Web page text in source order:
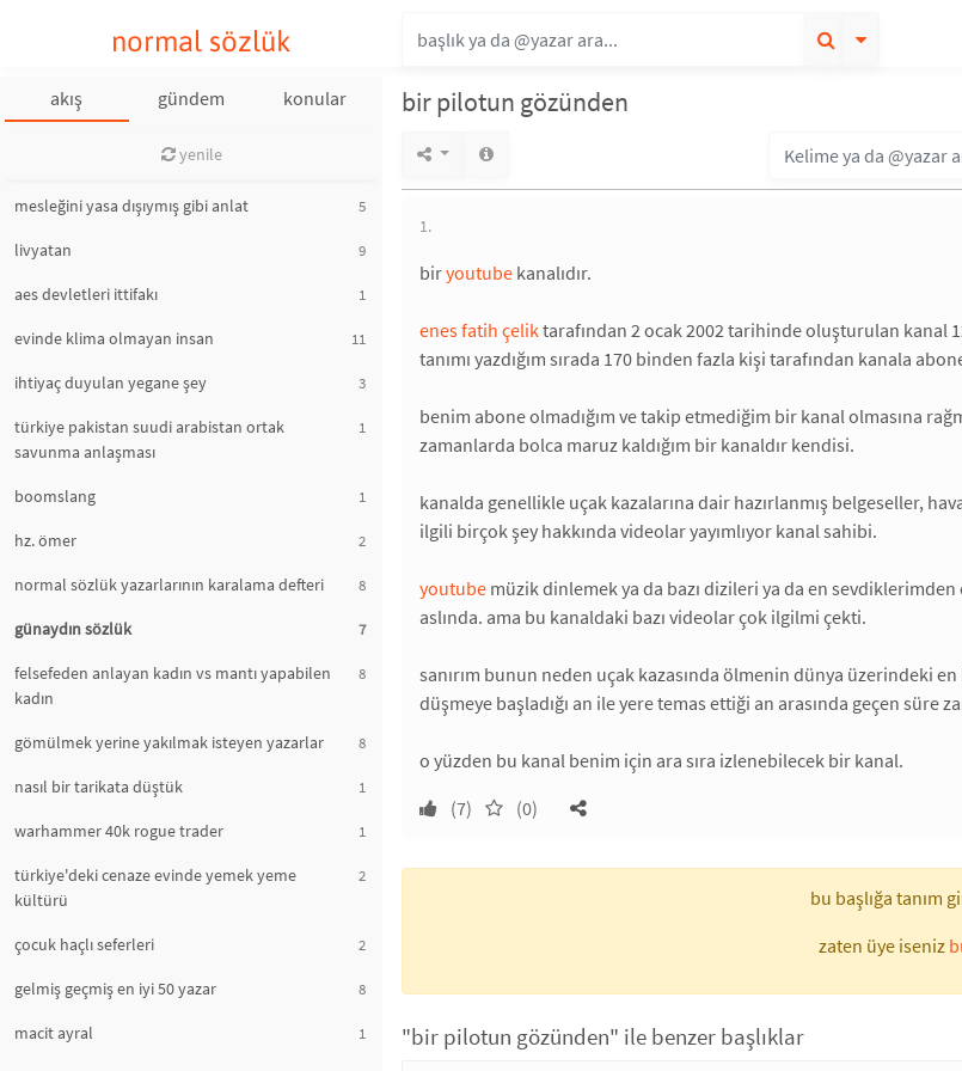
normal sözlük
akış gündem konular
yenile
mesleğini yasa dışıymış gibi anlat 5
livyatan 9
aes devletleri ittifakı 1
evinde klima olmayan insan 11
ihtiyaç duyulan yegane şey 3
türkiye pakistan suudi arabistan ortak
savunma anlaşması
1
boomslang 1
hz. ömer 2
normal sözlük yazarlarının karalama defteri 8
günaydın sözlük 7
felsefeden anlayan kadın vs mantı yapabilen
kadın
8
gömülmek yerine yakılmak isteyen yazarlar 8
nasıl bir tarikata düştük 1
warhammer 40k rogue trader 1
türkiye'deki cenaze evinde yemek yeme
kültürü
2
çocuk haçlı seferleri 2
gelmiş geçmiş en iyi 50 yazar 8
macit ayral 1
bir pilotun gözünden
1.
biryoutube kanalıdır.
enes fatih çeliktarafından 2 ocak 2002 tarihinde oluşturulan kanal
tanımı yazdığım sırada 170 binden fazla kişi tarafından kanala
benim abone olmadığım ve takip etmediğim bir kanal olmasına
zamanlarda bolca maruz kaldığım bir kanaldır kendisi.
kanalda genellikle uçak kazalarına dair hazırlanmış belgeseller,
ilgili birçok şey hakkında videolar yayımlıyor kanal sahibi.
youtube müzik dinlemek ya da bazı dizileri ya da en
aslında. ama bu kanaldaki bazı videolar çok ilgilmi çekti.
sanırım bunun neden uçak kazasında ölmenin dünya üzerindeki
düşmeye başladığı an ile yere temas ettiği an arasında geçen süre
o yüzden bu kanal benim için ara sıra izlenebilecek bir kanal.
(7)
(0)
bu başlığa tanım
zaten üye iseniz
"bir pilotun gözünden" ile benzer başlıklar